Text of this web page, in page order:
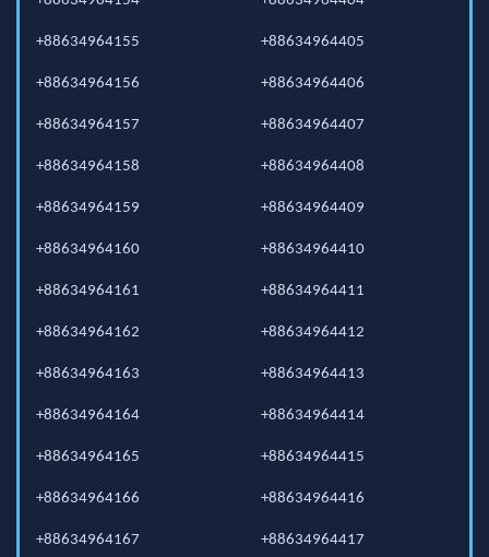
+88634964155
+88634964156
+88634964157
+88634964158
+88634964159
+88634964160
+88634964161
+88634964162
+88634964163
+88634964164
+88634964165
+88634964166
+88634964167
+88634964405
+88634964406
+88634964407
+88634964408
+88634964409
+88634964410
+88634964411
+88634964412
+88634964413
+88634964414
+88634964415
+88634964416
+88634964417